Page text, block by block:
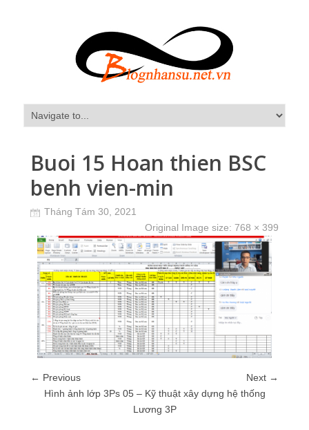
Buoi 15 Hoan thien BSC
benh vien-min
Tháng Tám 30, 2021
Original Image size: 768 × 399
← Previous
Next →
Hình ảnh lớp 3Ps 05 – Kỹ thuật xây dựng hệ thống
Lương 3P